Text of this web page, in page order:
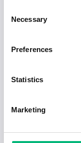
Selection
Necessary
Preferences
Statistics
Marketing
Populära jobb
ARVIDSJAURS